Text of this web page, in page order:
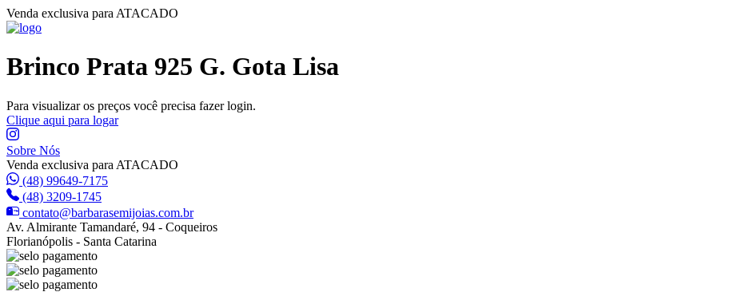
Venda exclusiva para ATACADO
Brinco Prata 925 G. Gota Lisa
Para visualizar os preços você precisa fazer login.
Clique aqui para logar
Sobre Nós
Venda exclusiva para ATACADO
(48) 99649-7175
(48) 3209-1745
contato@barbarasemijoias.com.br
Av. Almirante Tamandaré, 94 - Coqueiros
Florianópolis - Santa Catarina